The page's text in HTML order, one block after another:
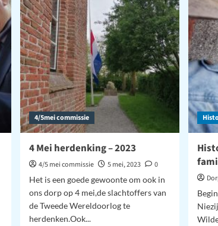
naar
familie
Gans
uit
Niezijl
–
deel
2
4/5mei commissie
4 Mei herdenking – 2023
4/5 mei commissie 5 mei, 2023
0
Het is een goede gewoonte om ook in
ons dorp op 4 mei,de slachtoffers van
de Tweede Wereldoorlog te
herdenken.Ook...